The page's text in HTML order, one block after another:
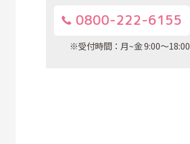
0800-222-6155
※受付時間：月~金 9:00～18:00